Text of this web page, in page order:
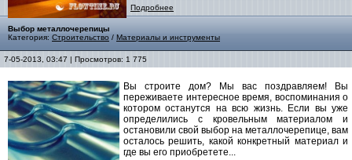
Подробнее
Выбор металлочерепицы
Категория: Строительство / Материалы и инструменты
7-05-2013, 03:47 | Просмотров: 1 775
Вы строите дом? Мы вас поздравляем! Вы
переживаете интересное время, воспоминания о
котором останутся на всю жизнь. Если вы уже
определились с кровельным материалом и
остановили свой выбор на металлочерепице, вам
осталось решить, какой конкретный материал и
где вы его приобретете...